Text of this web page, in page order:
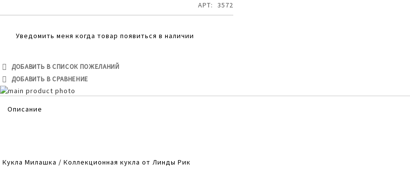
АРТ
3572
Уведомить меня когда товар появиться в наличии
ДОБАВИТЬ В СПИСОК ПОЖЕЛАНИЙ
ДОБАВИТЬ В СРАВНЕНИЕ
Skip
the
gallery
images
Описание
Кукла Милашка / Коллекционная кукла от Линды Рик